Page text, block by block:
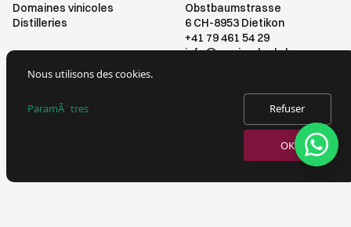
Domaines vinicoles
Distilleries
Obstbaumstrasse
6 CH-8953 Dietikon
+41 79 461 54 29
info@myvinodeal.ch
© 2025 par Myvinodeal | Tous droits réservés
VERKAUF VON ALKOHOL NUR AN PERSONEN AB 18 JAHREN.
Nous utilisons des cookies.
ParamÃ¨tres Refuser
OK